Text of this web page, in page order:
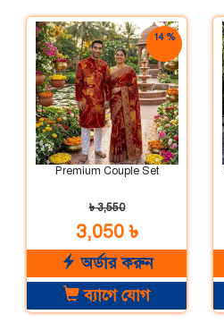
14 %
Premium Couple Set
৳ 3,550
3,050 ৳
অর্ডার করুন
ব্যাগে যোগ